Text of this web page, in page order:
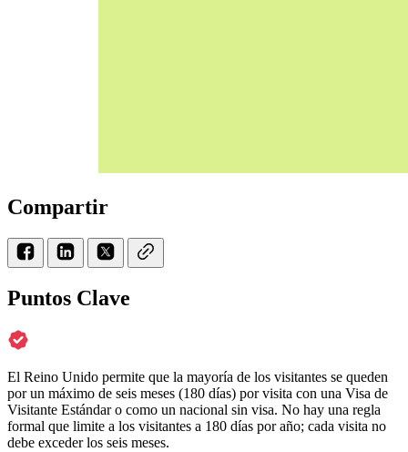
Compartir
Puntos Clave
El Reino Unido permite que la mayoría de los visitantes se queden
por un máximo de seis meses (180 días) por visita con una Visa de
Visitante Estándar o como un nacional sin visa. No hay una regla
formal que limite a los visitantes a 180 días por año; cada visita no
debe exceder los seis meses.